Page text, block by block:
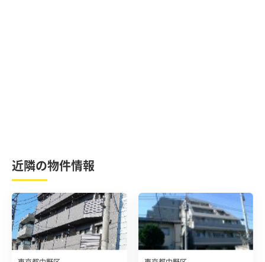
近隣の物件情報